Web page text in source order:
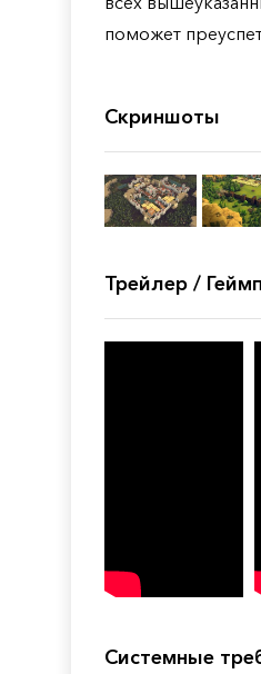
поможет
Скриншоты
Трейлер /
Системные